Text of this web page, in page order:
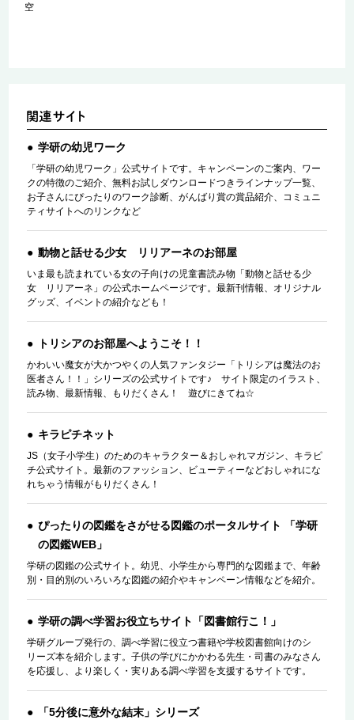
空
学研の幼児ワーク
「学研の幼児ワーク」公式サイトです。キャンペーンのご案内、ワー
クの特徴のご紹介、無料お試しダウンロードつきラインナップ一覧、
お子さんにぴったりのワーク診断、がんばり賞の賞品紹介、コミュニ
ティサイトへのリンクなど
動物と話せる少女 リリアーネのお部屋
いま最も読まれている女の子向けの児童書読み物「動物と話せる少
女 リリアーネ」の公式ホームページです。最新刊情報、オリジナル
グッズ、イベントの紹介なども！
トリシアのお部屋へようこそ！！
かわいい魔女が大かつやくの人気ファンタジー「トリシアは魔法のお
医者さん！！」シリーズの公式サイトです♪ サイト限定のイラスト、
読み物、最新情報、もりだくさん！ 遊びにきてね☆
キラピチネット
JS（女子小学生）のためのキャラクター＆おしゃれマガジン、キラピ
チ公式サイト。最新のファッション、ビューティーなどおしゃれにな
れちゃう情報がもりだくさん！
ぴったりの図鑑をさがせる図鑑のポータルサイト 「学研
の図鑑WEB」
学研の図鑑の公式サイト。幼児、小学生から専門的な図鑑まで、年齢
別・目的別のいろいろな図鑑の紹介やキャンペーン情報などを紹介。
学研の調べ学習お役立ちサイト「図書館行こ！」
学研グループ発行の、調べ学習に役立つ書籍や学校図書館向けのシ
リーズ本を紹介します。子供の学びにかかわる先生・司書のみなさん
を応援し、より楽しく・実りある調べ学習を支援するサイトです。
「5分後に意外な結末」シリーズ